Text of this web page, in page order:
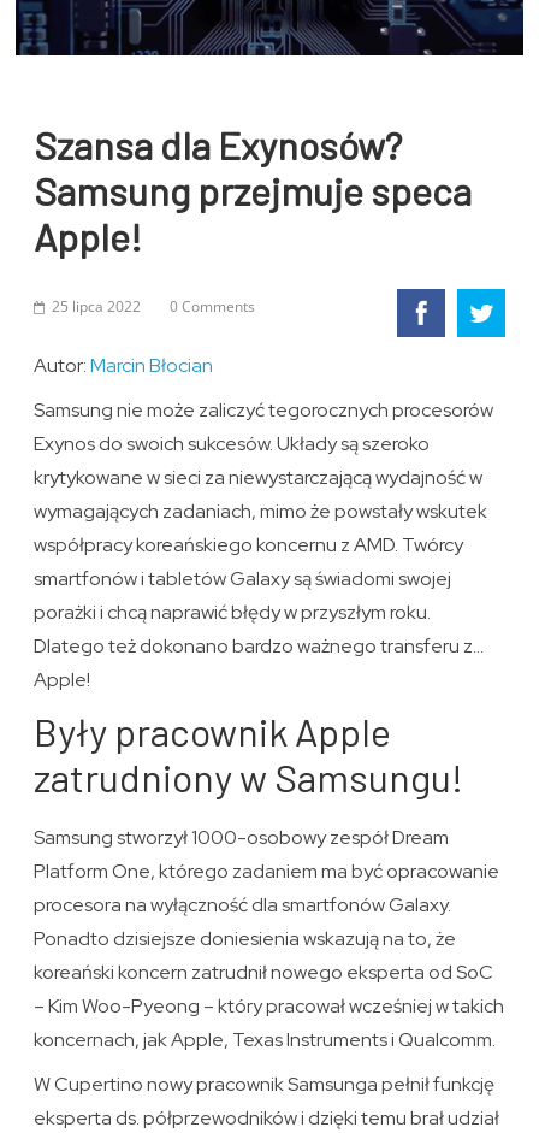
Szansa dla Exynosów?
Samsung przejmuje speca
Apple!
25 lipca 2022 0 Comments
Autor:Marcin Błocian
Samsung nie może zaliczyć tegorocznych procesorów
Exynos do swoich sukcesów. Układy są szeroko
krytykowane w sieci za niewystarczającą wydajność w
wymagających zadaniach, mimo że powstały wskutek
współpracy koreańskiego koncernu z AMD. Twórcy
smartfonów i tabletów Galaxy są świadomi swojej
porażki i chcą naprawić błędy w przyszłym roku.
Dlatego też dokonano bardzo ważnego transferu z…
Apple!
Były pracownik Apple
zatrudniony w Samsungu!
Samsung stworzył 1000-osobowy zespół Dream
Platform One, którego zadaniem ma być opracowanie
procesora na wyłączność dla smartfonów Galaxy.
Ponadto dzisiejsze doniesienia wskazują na to, że
koreański koncern zatrudnił nowego eksperta od SoC
– Kim Woo-Pyeong – który pracował wcześniej w takich
koncernach, jak Apple, Texas Instruments i Qualcomm.
W Cupertino nowy pracownik Samsunga pełnił funkcję
eksperta ds. półprzewodników i dzięki temu brał udział